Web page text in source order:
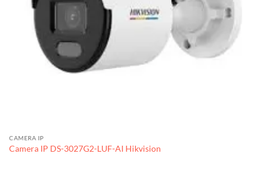
CAMERA IP
Camera IP DS-3027G2-LUF-AI Hikvision